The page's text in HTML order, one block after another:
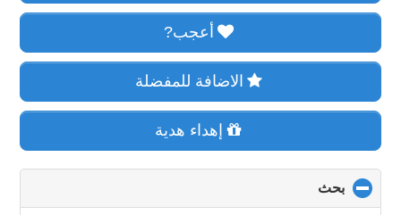
أعجب?
الاضافة للمفضلة
إهداء هدية
بحث
to